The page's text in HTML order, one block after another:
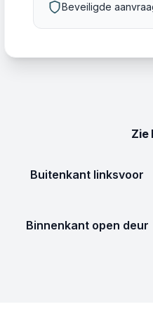
Beveiligde
Zie
Buitenkant linksvoor
Binnenkant open deur